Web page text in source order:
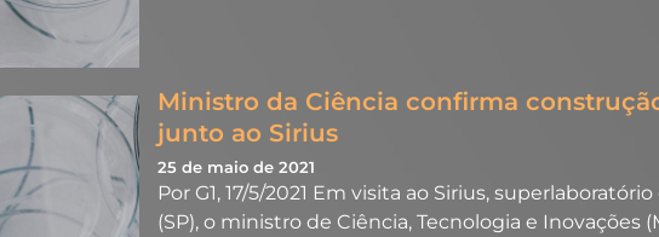
Ministro da Ciência confirma
junto ao Sirius
25 de maio de 2021
Por G1, 17/5/2021 Em visita ao Sirius,
(SP), o ministro de Ciência, Tecnologia e Inovações